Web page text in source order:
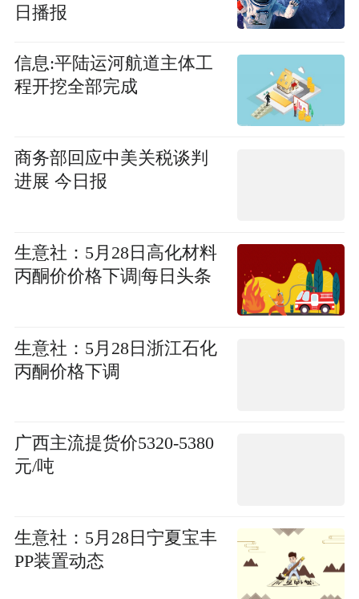
日播报
信息:平陆运河航道主体工
程开挖全部完成
商务部回应中美关税谈判
进展 今日报
生意社：5月28日高化材料
丙酮价价格下调|每日头条
生意社：5月28日浙江石化
丙酮价格下调
广西主流提货价5320-5380
元/吨
生意社：5月28日宁夏宝丰
PP装置动态